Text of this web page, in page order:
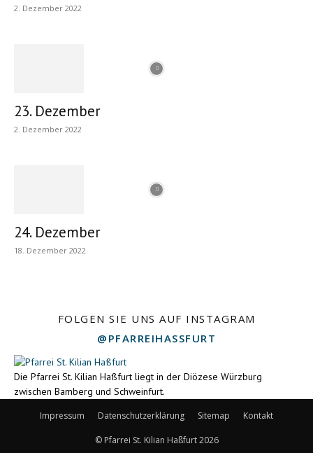
2. Dezember 2022
23. Dezember
2. Dezember 2022
24. Dezember
18. Dezember 2022
FOLGEN SIE UNS AUF INSTAGRAM
@PFARREIHASSFURT
Die Pfarrei St. Kilian Haßfurt liegt in der Diözese Würzburg
zwischen Bamberg und Schweinfurt.
Impressum Datenschutzerklärung Sitemap Kontakt
© Pfarrei St. Kilian Haßfurt 2026